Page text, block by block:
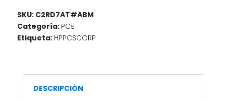
11
Pro/2x2/Vpro
Ess/1-
cantidad
SKU: C2RD7AT#ABM
Categoría: PCs
Etiqueta: HPPCSCORP
DESCRIPCIÓN